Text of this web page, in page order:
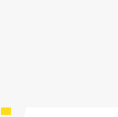
Zum
Seitenanfang